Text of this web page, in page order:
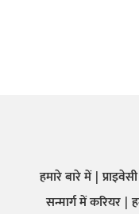
हमारे बारे में
सन्मार्ग में करियर